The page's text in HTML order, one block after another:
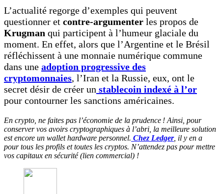
L’actualité regorge d’exemples qui peuvent
questionner et contre-argumenter les propos de
Krugman qui participent à l’humeur glaciale du
moment. En effet, alors que l’Argentine et le Brésil
réfléchissent à une monnaie numérique commune
dans une adoption progressive des
cryptomonnaies, l’Iran et la Russie, eux, ont le
secret désir de créer un stablecoin indexé à l’or
pour contourner les sanctions américaines.
En crypto, ne faites pas l’économie de la prudence ! Ainsi, pour
conserver vos avoirs cryptographiques à l’abri, la meilleure solution
est encore un wallet hardware personnel. Chez Ledger, il y en a
pour tous les profils et toutes les cryptos. N’attendez pas pour mettre
vos capitaux en sécurité (lien commercial) !